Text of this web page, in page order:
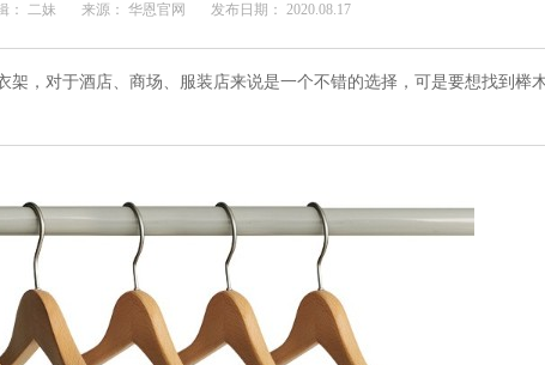
： 二妹 来源： 华恩官网 发布日期： 2020.08.17
架，对于酒店、商场、服装店来说是一个不错的选择，可是要想找到榉